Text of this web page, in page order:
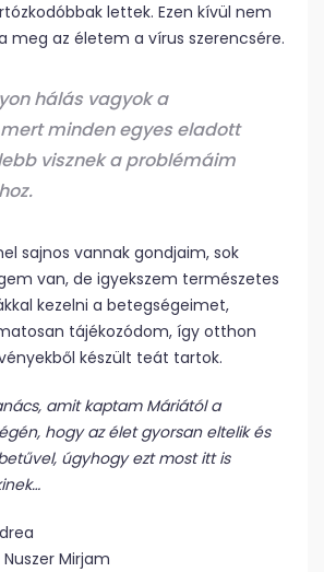
lettek. Ezen kívül nem
meg az életem a vírus szerencsére.
hálás vagyok a
minden egyes eladott
visznek a problémáim
sajnos vannak gondjaim, sok
van, de igyekszem természetes
kezelni a betegségeimet,
tájékozódom, így otthon
készült teát tartok.
amit kaptam Máriától a
hogy az élet gyorsan eltelik és
úgyhogy ezt most itt is
Mirjam